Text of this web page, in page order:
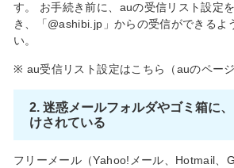
す。 お手続き前に、auの受信リスト設定
き、「@ashibi.jp」からの受信ができるよ
い。
※ au受信リスト設定はこちら（auのページ
2. 迷惑メールフォルダやゴミ箱に
けされている
フリーメール（Yahoo!メール、Hotmail、